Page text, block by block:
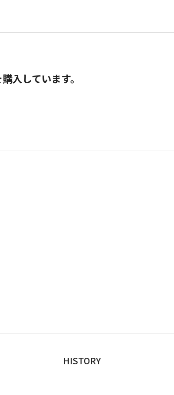
入しています。
HISTORY